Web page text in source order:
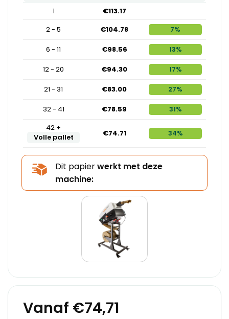
1
€113.17
2 - 5
€104.78 7%
6 - 11 €98.56 13%
12 - 20 €94.30 17%
21 - 31 €83.00 27%
32 - 41 €78.59
31%
42 +
Volle pallet
€74.71 34%
Dit papierwerkt met deze
machine:
Vanaf €74,71